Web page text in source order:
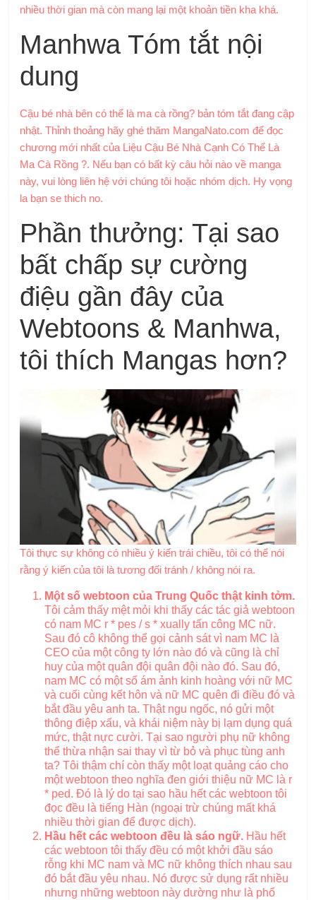
nhiều thời gian mà còn mang lại một khoản tiền kha khá.
Manhwa Tóm tắt nội
dung
Cậu bé nhà bên có thể là ma cà rồng? bản tóm tắt đang cập
nhật. Thỉnh thoảng hãy ghé thăm MangaNato.com để đọc
chương mới nhất của Liệu Cậu Bé Nhà Cạnh Có Thể Là
Ma Cà Rồng ?. Nếu bạn có bất kỳ câu hỏi nào về manga
này, vui lòng liên hệ với chúng tôi hoặc nhóm dịch. Hy vọng
la bạn se thich no.
Phần thưởng: Tại sao
bất chấp sự cường
điệu gần đây của
Webtoons & Manhwa,
tôi thích Mangas hơn?
Tôi thực sự không có nhiều ý kiến ​​trái chiều, tôi có thể nói
rằng ý kiến ​​của tôi là tương đối tránh / không nói ra.
Một số webtoon của Trung Quốc thật kinh tởm.
Tôi cảm thấy mệt mỏi khi thấy các tác giả webtoon
có nam MC r * pes / s * xually tấn công MC nữ.
Sau đó cô không thể gọi cảnh sát vì nam MC là
CEO của một công ty lớn nào đó và cũng là chỉ
huy của một quân đội quân đội nào đó. Sau đó,
nam MC có một số ám ảnh kinh hoàng với nữ MC
và cuối cùng kết hôn và nữ MC quên đi điều đó và
bắt đầu yêu anh ta. Thật ngu ngốc, nó gửi một
thông điệp xấu, và khái niệm này bị lạm dụng quá
mức, thật nực cười. Tại sao người phụ nữ không
thể thừa nhận sai thay vì từ bỏ và phục tùng anh
ta? Tôi thậm chí còn thấy một loạt quảng cáo cho
một webtoon theo nghĩa đen giới thiệu nữ MC là r
* ped. Đó là lý do tại sao hầu hết các webtoon tôi
đọc đều là tiếng Hàn (ngoại trừ chúng mất khá
nhiều thời gian để được dịch).
Hầu hết các webtoon đều là sáo ngữ. Hầu hết
các webtoon tôi thấy đều có một khởi đầu sáo
rỗng khi MC nam và MC nữ không thích nhau sau
đó bắt đầu yêu nhau. Nó được sử dụng rất nhiều
nhưng những webtoon này dường như là phổ